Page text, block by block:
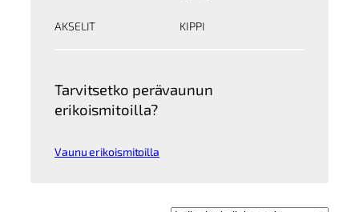
AKSELIT KIPPI
Tarvitsetko perävaunun
erikoismitoilla?
Vaunu erikoismitoilla